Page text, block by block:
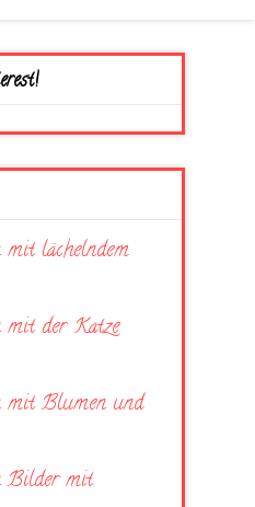
lächelndem
der Katze
mit Blumen und
Bilder mit